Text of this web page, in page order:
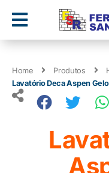
Home Produtos
Lavatório Deca Aspen Gelo